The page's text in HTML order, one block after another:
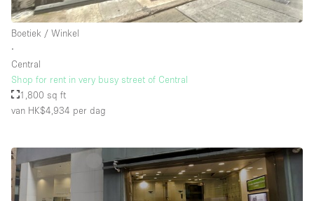
Boetiek / Winkel
∙
Central
Shop for rent in very busy street of Central
1,800 sq ft
van HK$4,934 per dag